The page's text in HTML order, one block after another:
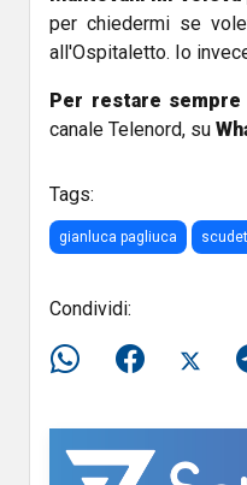
per chiedermi se
all'Ospitaletto. Io
Per restare sempre
canale Telenord, su
Tags:
gianluca pagliuca
Condividi: